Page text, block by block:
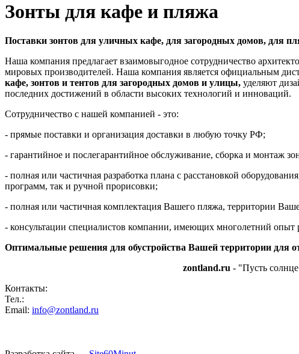
Зонты для кафе и пляжа
Поставки зонтов для уличных кафе, для загородных домов, для
Наша компания предлагает взаимовыгодное сотрудничество
мировых производителей. Наша компания является официальным
кафе, зонтов и тентов для загородных домов и улицы, уделяют
последних достижений в области высоких технологий и инноваций.
Сотрудничество с нашей компанией - это:
- прямые поставки и организация доставки в любую точку РФ;
- гарантийное и послегарантийное обслуживание, сборка и монтаж
- полная или частичная разработка плана с расстановкой
программ, так и ручной прорисовки;
- полная или частичная комплектация Вашего пляжа, территории
- консультации специалистов компании, имеющих многолетний опыт
Оптимальные решения для обустройства Вашей территории для
zontland.ru - "Пусть
Контакты:
Тел.:
Email: info@zontland.ru